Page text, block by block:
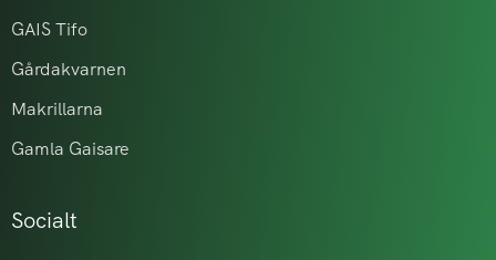
GAIS Tifo
Gårdakvarnen
Makrillarna
Gamla Gaisare
Socialt